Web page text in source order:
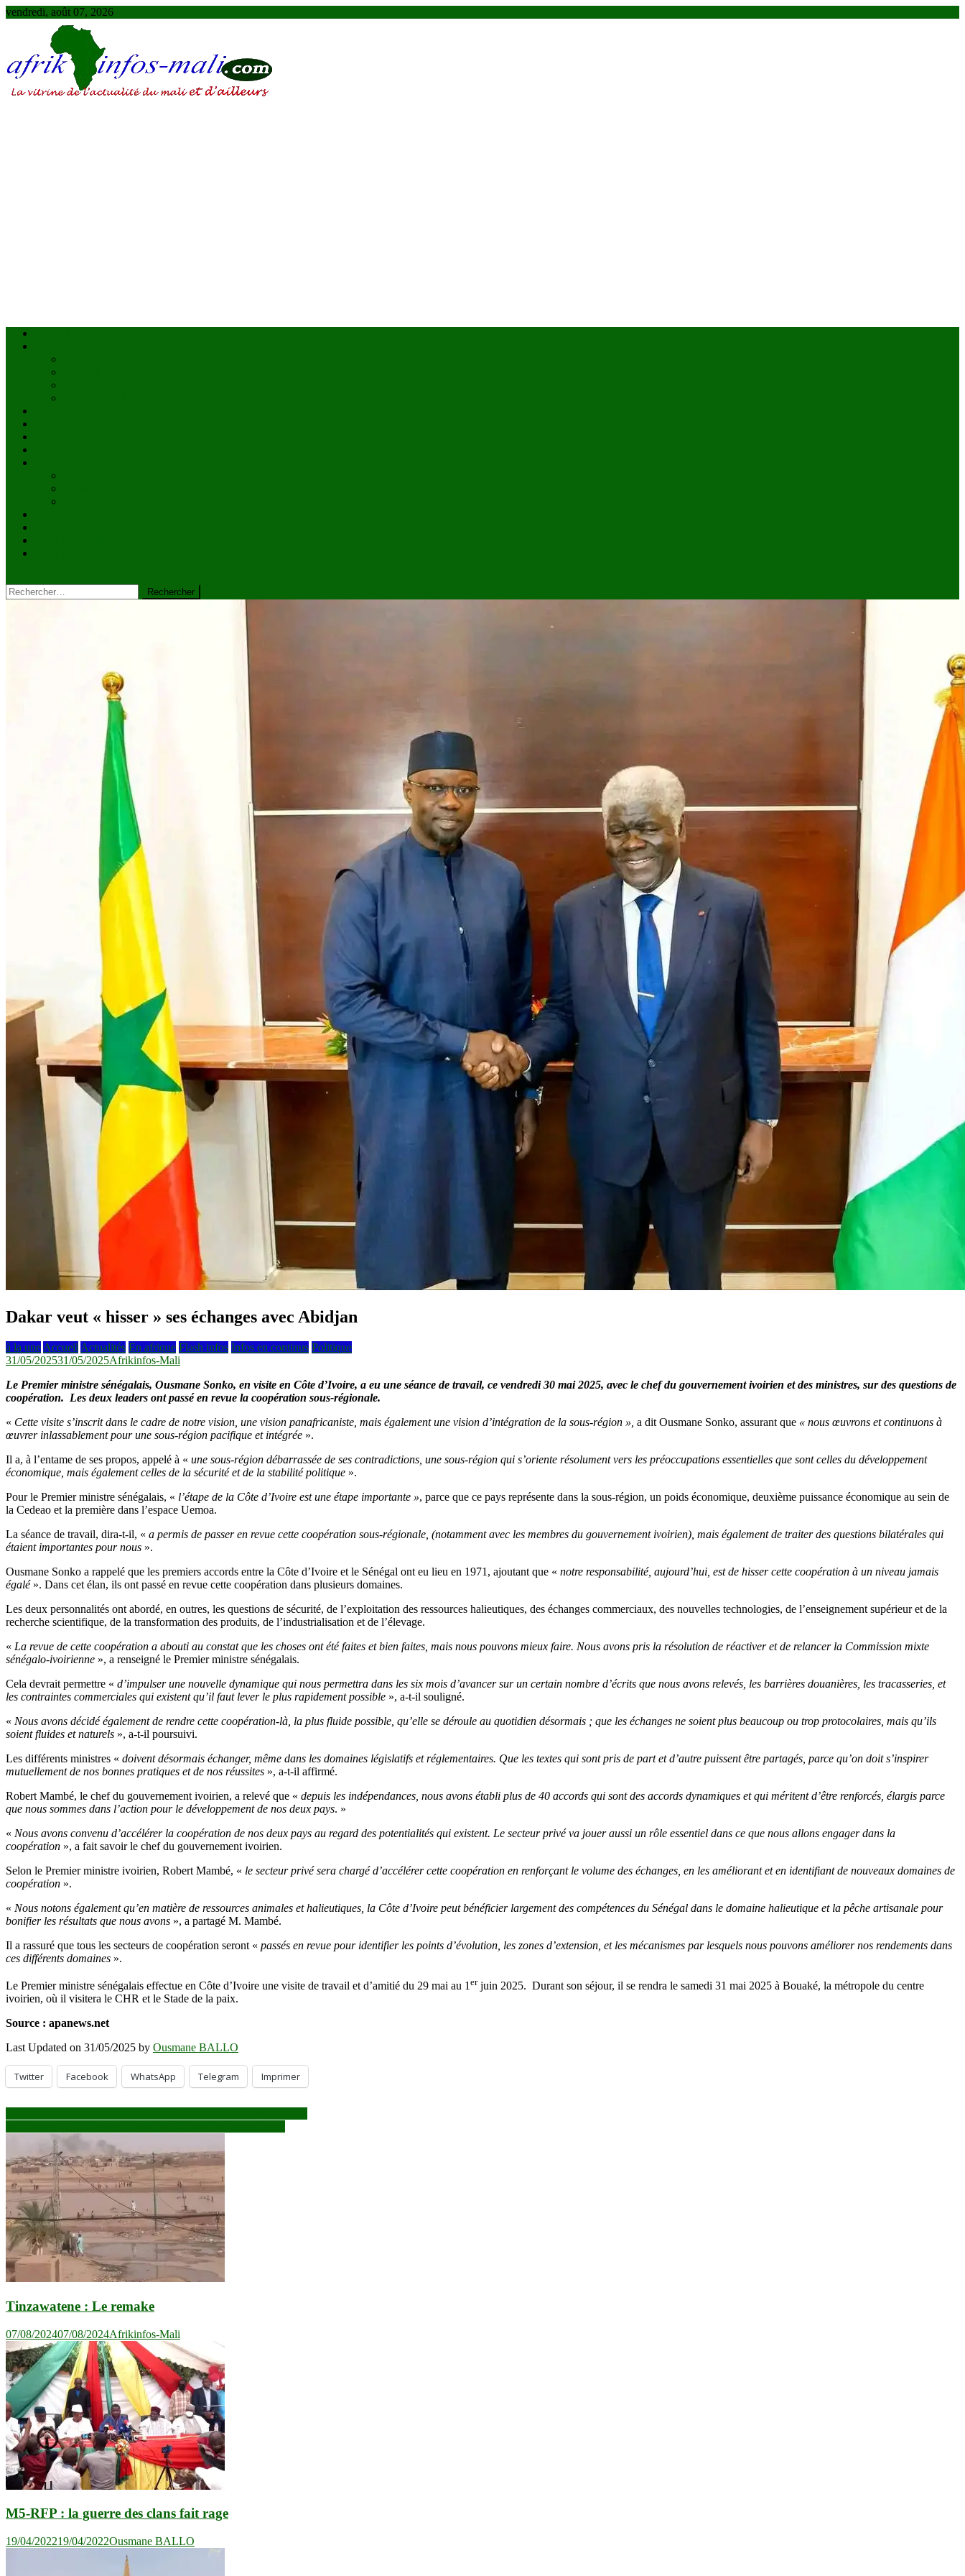
Skip
vendredi, août 07, 2026
Rechercher :
Dakar veut « hisser » ses échanges avec Abidjan
à la une Accueil Actualités En afrique Flash infos Infos en continus Politique
31/05/202531/05/2025Afrikinfos-Mali
Le Premier ministre sénégalais, Ousmane Sonko, en visite en Côte d’Ivoire, a eu une séance de travail, ce vendredi 30 mai 2025, avec le chef du gouvernement ivoirien et des ministres, sur des questions de
coopération. Les deux leaders ont passé en revue la coopération sous-régionale.
« Cette visite s’inscrit dans le cadre de notre vision, une vision panafricaniste, mais également une vision d’intégration de la sous-région », a dit Ousmane Sonko, assurant que « nous œuvrons et continuons à
œuvrer inlassablement pour une sous-région pacifique et intégrée ».
Il a, à l’entame de ses propos, appelé à « une sous-région débarrassée de ses contradictions, une sous-région qui s’oriente résolument vers les préoccupations essentielles que sont celles du développement
économique, mais également celles de la sécurité et de la stabilité politique ».
Pour le Premier ministre sénégalais, « l’étape de la Côte d’Ivoire est une étape importante », parce que ce pays représente dans la sous-région, un poids économique, deuxième puissance économique au sein de
la Cedeao et la première dans l’espace Uemoa.
La séance de travail, dira-t-il, « a permis de passer en revue cette coopération sous-régionale, (notamment avec les membres du gouvernement ivoirien), mais également de traiter des questions bilatérales qui
étaient importantes pour nous ».
Ousmane Sonko a rappelé que les premiers accords entre la Côte d’Ivoire et le Sénégal ont eu lieu en 1971, ajoutant que « notre responsabilité, aujourd’hui, est de hisser cette coopération à un niveau jamais
égalé». Dans cet élan, ils ont passé en revue cette coopération dans plusieurs domaines.
Les deux personnalités ont abordé, en outres, les questions de sécurité, de l’exploitation des ressources halieutiques, des échanges commerciaux, des nouvelles technologies, de l’enseignement supérieur et de la
recherche scientifique, de la transformation des produits, de l’industrialisation et de l’élevage.
« La revue de cette coopération a abouti au constat que les choses ont été faites et bien faites, mais nous pouvons mieux faire. Nous avons pris la résolution de réactiver et de relancer la Commission mixte
sénégalo-ivoirienne », a renseigné le Premier ministre sénégalais.
Cela devrait permettre « d’impulser une nouvelle dynamique qui nous permettra dans les six mois d’avancer sur un certain nombre d’écrits que nous avons relevés, les barrières douanières, les tracasseries, et
les contraintes commerciales qui existent qu’il faut lever le plus rapidement possible », a-t-il souligné.
« Nous avons décidé également de rendre cette coopération-là, la plus fluide possible, qu’elle se déroule au quotidien désormais ; que les échanges ne soient plus beaucoup ou trop protocolaires, mais qu’ils
soient fluides et naturels », a-t-il poursuivi.
Les différents ministres « doivent désormais échanger, même dans les domaines législatifs et réglementaires. Que les textes qui sont pris de part et d’autre puissent être partagés, parce qu’on doit s’inspirer
mutuellement de nos bonnes pratiques et de nos réussites », a-t-il affirmé.
Robert Mambé, le chef du gouvernement ivoirien, a relevé que « depuis les indépendances, nous avons établi plus de 40 accords qui sont des accords dynamiques et qui méritent d’être renforcés, élargis parce
que nous sommes dans l’action pour le développement de nos deux pays. »
« Nous avons convenu d’accélérer la coopération de nos deux pays au regard des potentialités qui existent. Le secteur privé va jouer aussi un rôle essentiel dans ce que nous allons engager dans la
coopération », a fait savoir le chef du gouvernement ivoirien.
Selon le Premier ministre ivoirien, Robert Mambé, « le secteur privé sera chargé d’accélérer cette coopération en renforçant le volume des échanges, en les améliorant et en identifiant de nouveaux domaines de
coopération ».
« Nous notons également qu’en matière de ressources animales et halieutiques, la Côte d’Ivoire peut bénéficier largement des compétences du Sénégal dans le domaine halieutique et la pêche artisanale pour
bonifier les résultats que nous avons », a partagé M. Mambé.
Il a rassuré que tous les secteurs de coopération seront « passés en revue pour identifier les points d’évolution, les zones d’extension, et les mécanismes par lesquels nous pouvons améliorer nos rendements dans
ces différents domaines ».
Le Premier ministre sénégalais effectue en Côte d’Ivoire une visite de travail et d’amitié du 29 mai au 1 erjuin 2025. Durant son séjour, il se rendra le samedi 31 mai 2025 à Bouaké, la métropole du centre
ivoirien, où il visitera le CHR et le Stade de la paix.
Source : apanews.net
Last Updated on 31/05/2025 by Ousmane BALLO
Twitter Facebook WhatsApp Telegram Imprimer
Navigation
de
l’article
Tinzawatene : Le remake
07/08/202407/08/2024Afrikinfos-Mali
M5-RFP : la guerre des clans fait rage
19/04/202219/04/2022Ousmane BALLO